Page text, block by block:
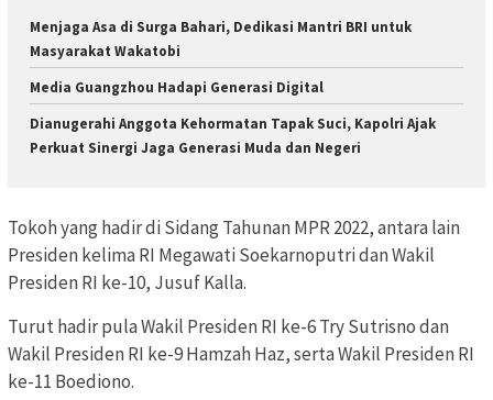
Menjaga Asa di Surga Bahari, Dedikasi Mantri BRI untuk
Masyarakat Wakatobi
Media Guangzhou Hadapi Generasi Digital
Dianugerahi Anggota Kehormatan Tapak Suci, Kapolri Ajak
Perkuat Sinergi Jaga Generasi Muda dan Negeri
Tokoh yang hadir di Sidang Tahunan MPR 2022, antara lain
Presiden kelima RI Megawati Soekarnoputri dan Wakil
Presiden RI ke-10, Jusuf Kalla.
Turut hadir pula Wakil Presiden RI ke-6 Try Sutrisno dan
Wakil Presiden RI ke-9 Hamzah Haz, serta Wakil Presiden RI
ke-11 Boediono.